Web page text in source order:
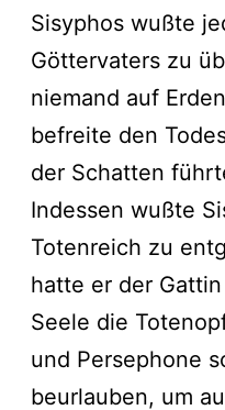
Sisyphos wußte
Göttervaters zu
niemand auf
befreite den
der Schatten
Indessen wußte
Totenreich zu
hatte er der
Seele die
und Persephone
beurlauben, um